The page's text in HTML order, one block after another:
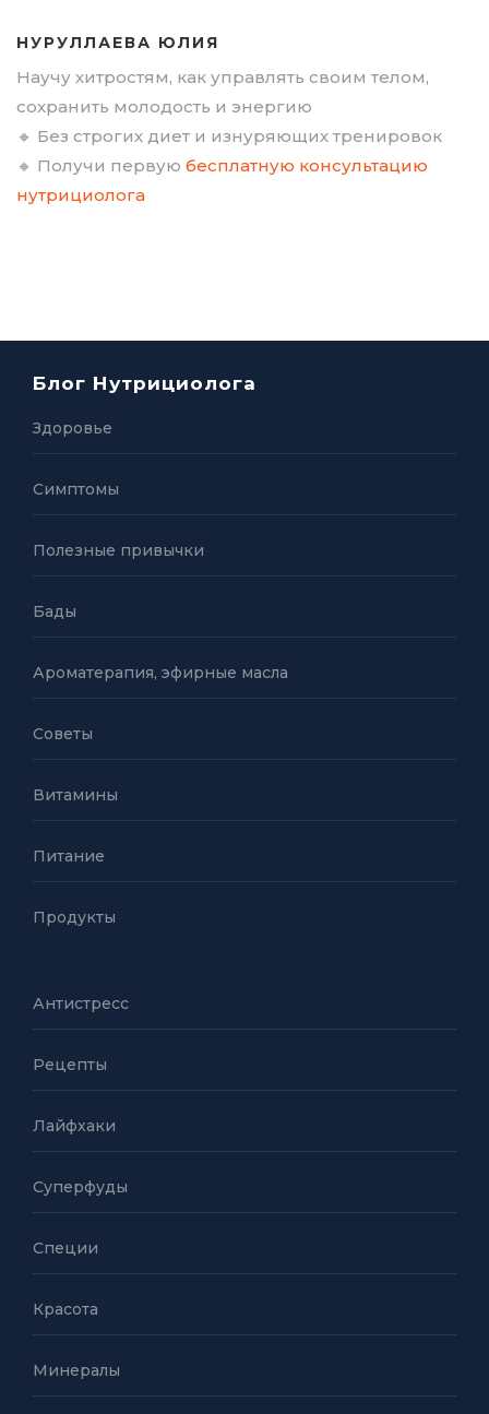
НУРУЛЛАЕВА ЮЛИЯ
Научу хитростям, как управлять своим телом,
сохранить молодость и энергию
🔸 Без строгих диет и изнуряющих тренировок
🔸 Получи первую бесплатную консультацию
нутрициолога
Блог Нутрициолога
Здоровье
Симптомы
Полезные привычки
Бады
Ароматерапия, эфирные масла
Советы
Витамины
Питание
Продукты
Антистресс
Рецепты
Лайфхаки
Суперфуды
Специи
Красота
Минералы